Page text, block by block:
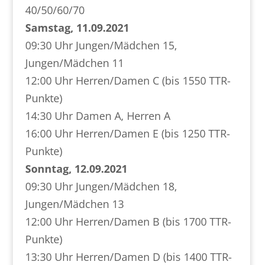
40/50/60/70
Samstag, 11.09.2021
09:30 Uhr Jungen/Mädchen 15,
Jungen/Mädchen 11
12:00 Uhr Herren/Damen C (bis 1550 TTR-
Punkte)
14:30 Uhr Damen A, Herren A
16:00 Uhr Herren/Damen E (bis 1250 TTR-
Punkte)
Sonntag, 12.09.2021
09:30 Uhr Jungen/Mädchen 18,
Jungen/Mädchen 13
12:00 Uhr Herren/Damen B (bis 1700 TTR-
Punkte)
13:30 Uhr Herren/Damen D (bis 1400 TTR-